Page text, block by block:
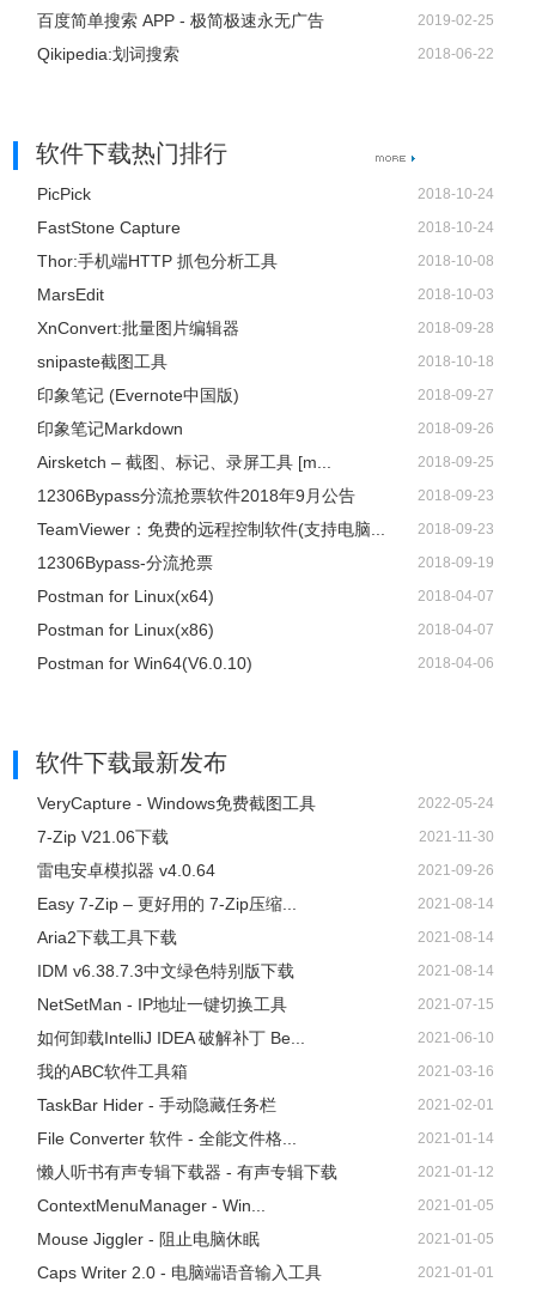
键。
在“属性”列中添加了新信息：“临时文件”为“T”，“未内容索
修复了错误：使用“重复名称搜索”时，SearchMyFiles仅显示
具有相同大小的文件的重复名称。
版本2.70：
“重复名称搜索”模式现在有4种子模式：
显示所有重复的名称（文件和文件夹）
显示所有重复的名称 - 仅文件，没有文件夹
仅显示具有相同内容的重复名称
仅显示具有不相同内容的重复名称
修复了错误：SearchMyFiles在卷影副本中搜索时显示错误
消息（例如：\\？\ GLOBALROOT \ Device \
HarddiskVolumeShadowCopy1）
版本2.68：
您现在可以在“排除的文件夹”字段中使用通配符。
版本2.67：
基本文件夹和当前搜索模式现在显示在窗口标题中。
版本2.66：
含1000个字节且簇大小为4096字节，则浪费的空间将为
4096 - 1000 = 3096字节。对于未压缩的文件/文件夹，“浪费
空间”值将是“磁盘大小”和“总文件大小”值之间的差异。
在摘要模式下双击项目时，SearchMyFiles现在会打开属性
版本2.65：
添加了“重复名称搜索”模式，该模式允许您在不同文件夹中
查找具有相同名称的所有文件。
版本2.62：
使用“打开方式...”选项（F7）时，“始终使用所选程序打开此
类文件”复选框现在已关闭并禁用。
修复了错误：在Windows 8和Windows 10上，
添加了“搜索结束时自动调整大小”选项。
百度简单搜索 APP - 极简极速永无广告 2019-02-25
Qikipedia:划词搜索 2018-06-22
软件下载热门排行
PicPick 2018-10-24
FastStone Capture 2018-10-24
Thor:手机端HTTP 抓包分析工具 2018-10-08
MarsEdit 2018-10-03
XnConvert:批量图片编辑器 2018-09-28
snipaste截图工具 2018-10-18
印象笔记 (Evernote中国版) 2018-09-27
印象笔记Markdown 2018-09-26
Airsketch – 截图、标记、录屏工具 [m... 2018-09-25
12306Bypass分流抢票软件2018年9月公告 2018-09-23
TeamViewer：免费的远程控制软件(支持电脑... 2018-09-23
12306Bypass-分流抢票 2018-09-19
Postman for Linux(x64) 2018-04-07
Postman for Linux(x86) 2018-04-07
Postman for Win64(V6.0.10) 2018-04-06
软件下载最新发布
VeryCapture - Windows免费截图工具 2022-05-24
7-Zip V21.06下载 2021-11-30
雷电安卓模拟器 v4.0.64 2021-09-26
Easy 7-Zip – 更好用的 7-Zip压缩... 2021-08-14
Aria2下载工具下载 2021-08-14
IDM v6.38.7.3中文绿色特别版下载 2021-08-14
NetSetMan - IP地址一键切换工具 2021-07-15
如何卸载IntelliJ IDEA 破解补丁 Be... 2021-06-10
我的ABC软件工具箱 2021-03-16
TaskBar Hider - 手动隐藏任务栏 2021-02-01
File Converter 软件 - 全能文件格... 2021-01-14
懒人听书有声专辑下载器 - 有声专辑下载 2021-01-12
ContextMenuManager - Win... 2021-01-05
Mouse Jiggler - 阻止电脑休眠 2021-01-05
Caps Writer 2.0 - 电脑端语音输入工具 2021-01-01